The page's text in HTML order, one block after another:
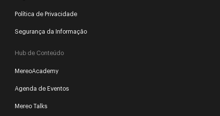
Política de Privacidade
Segurança da Informação
Hub de Conteúdo
MereoAcademy
Agenda de Eventos
Mereo Talks